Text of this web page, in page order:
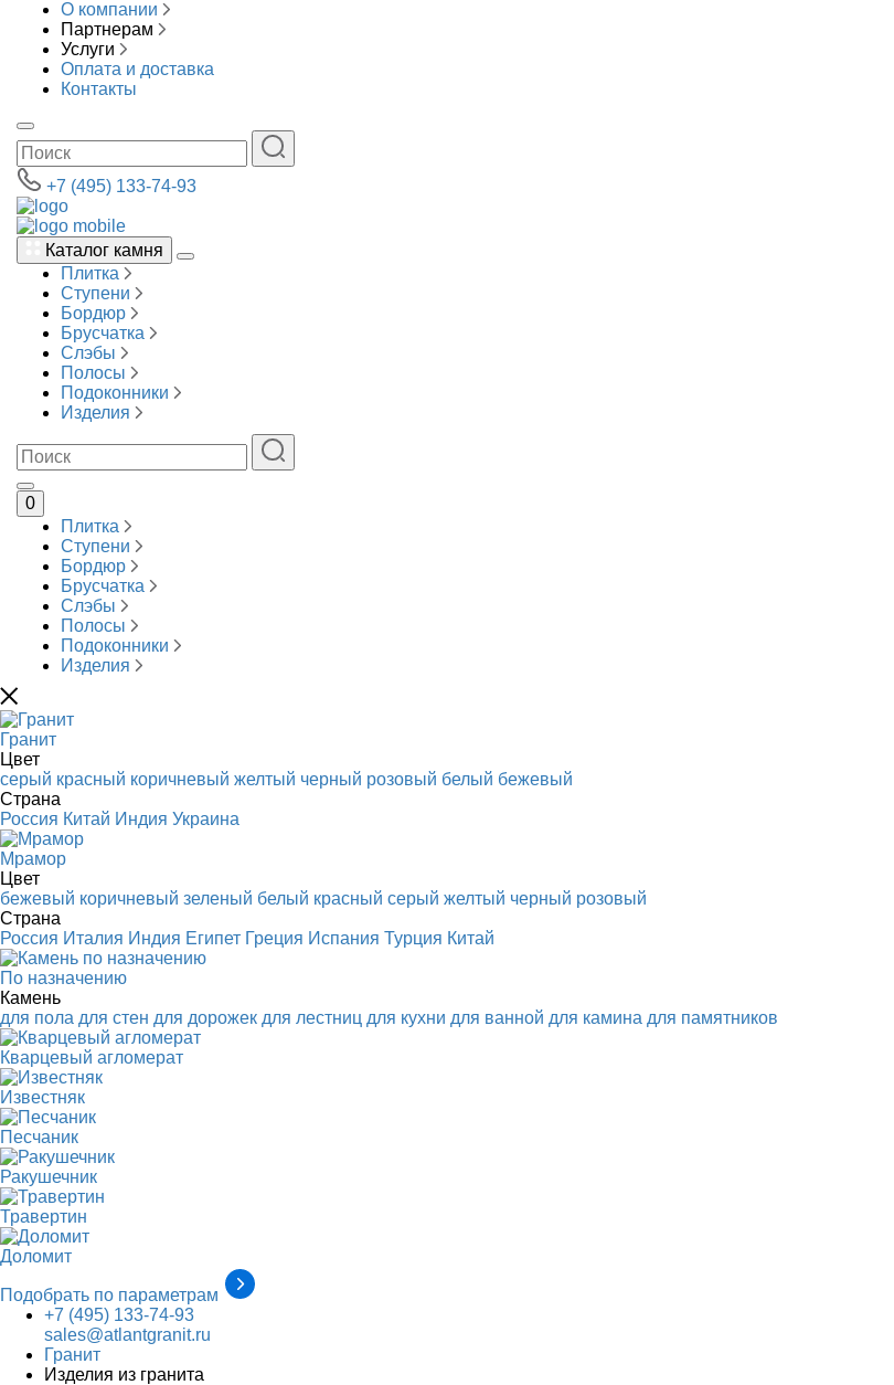
О компании
Партнерам
Услуги
Оплата и доставка
Контакты
+7 (495) 133-74-93
Каталог камня
Плитка
Ступени
Бордюр
Брусчатка
Слэбы
Полосы
Подоконники
Изделия
0
Плитка
Ступени
Бордюр
Брусчатка
Слэбы
Полосы
Подоконники
Изделия
Гранит
Цвет
серый красный коричневый желтый черный розовый белый бежевый
Страна
Россия Китай Индия Украина
Мрамор
Цвет
бежевый коричневый зеленый белый красный серый желтый черный розовый
Страна
Россия Италия Индия Египет Греция Испания Турция Китай
По назначению
Камень
для пола для стен для дорожек для лестниц для кухни для ванной для камина для памятников
Кварцевый агломерат
Известняк
Песчаник
Ракушечник
Травертин
Доломит
Подобрать по параметрам
+7 (495) 133-74-93
sales@atlantgranit.ru
Гранит
Изделия из гранита